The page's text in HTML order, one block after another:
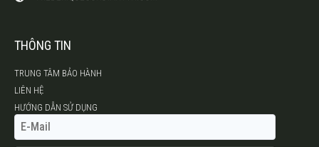
THÔNG TIN
TRUNG TÂM BẢO HÀNH
LIÊN HỆ
HƯỚNG DẪN SỬ DỤNG